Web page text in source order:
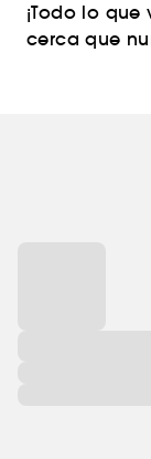
¡Todo lo que
cerca que